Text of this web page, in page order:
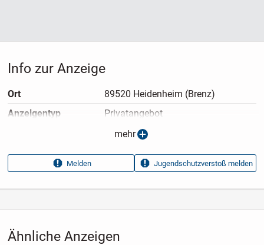
Ähnliche Anzeigen
Info zur Anzeige
Ort
89520 Heidenheim (Brenz)
Anzeigen­typ
Privatangebot
12.04.2026
Anzeigen­kennung
e3ab81c4
Aufrufe dieser
12
mehr
Melden Jugendschutzverstoß melden